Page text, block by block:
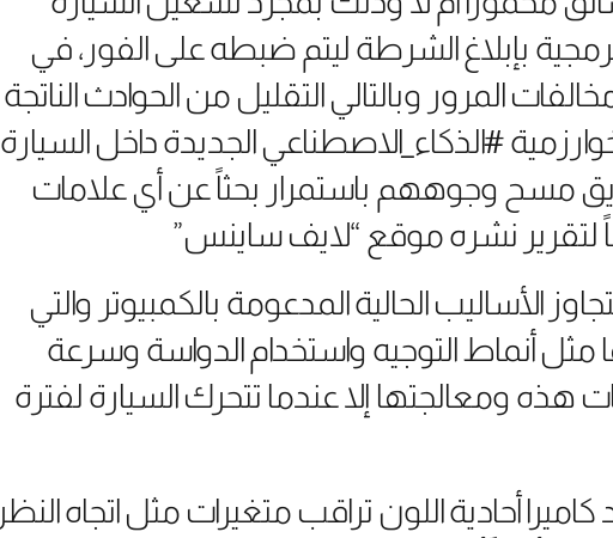
بإبلاغ الشرطة ليتم ضبطه على الفور، في
المرور وبالتالي التقليل من الحوادث الناتجة
#الذكاء_الاصطناعي الجديدة داخل السيارة
مسح وجوههم باستمرار بحثاً عن أي علامات
لتقرير نشره موقع “لايف ساينس”
الأساليب الحالية المدعومة بالكمبيوتر والتي
أنماط التوجيه واستخدام الدواسة وسرعة
هذه ومعالجتها إلا عندما تتحرك السيارة لفترة
أحادية اللون تراقب متغيرات مثل اتجاه النظر